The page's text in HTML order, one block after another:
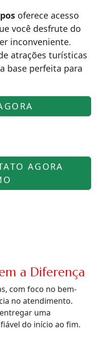
oferece acesso
você desfrute do
inconveniente.
atrações turísticas
base perfeita para
AGORA
a Diferença
com foco no bem-
no atendimento.
uma
do início ao fim.